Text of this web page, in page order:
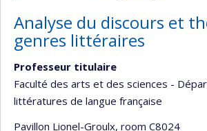
Analyse du discours et
genres littéraires
Professeur titulaire
Faculté des arts et des sciences -
littératures de langue française
Pavillon Lionel-Groulx, room C8024